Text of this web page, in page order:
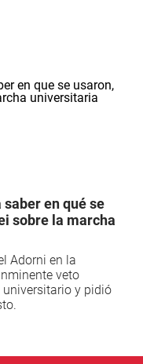
en qué se
sobre la marcha
Adorni en la
veto
universitario y pidió